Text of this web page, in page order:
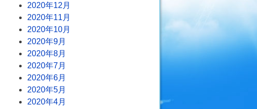
2020年12月
2020年11月
2020年10月
2020年9月
2020年8月
2020年7月
2020年6月
2020年5月
2020年4月